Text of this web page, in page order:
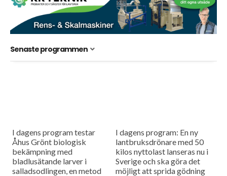
Senaste programmen
I dagens program testar
Åhus Grönt biologisk
bekämpning med
bladlusätande larver i
salladsodlingen, en metod
I dagens program: En ny
lantbruksdrönare med 50
kilos nyttolast lanseras nu i
Sverige och ska göra det
möjligt att sprida gödning